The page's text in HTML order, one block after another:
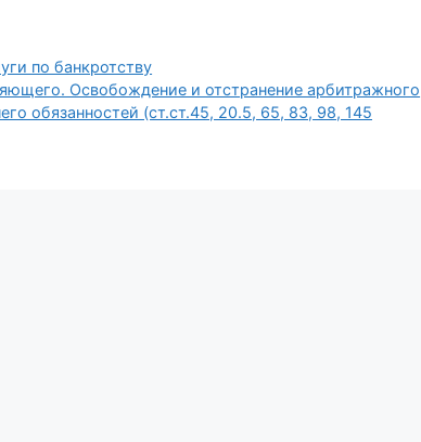
по банкротству
Освобождение и отстранение арбитражного
обязанностей (ст.ст.45, 20.5, 65, 83, 98, 145